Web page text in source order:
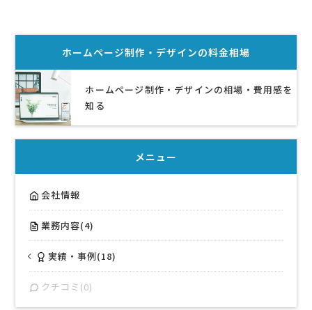
ホームページ制作・デザインの料金相場
ホームページ制作・デザインの相場・費用感を
知る
メニュー
会社情報
業務内容(4)
実績・事例(18)
クチコミ(0)